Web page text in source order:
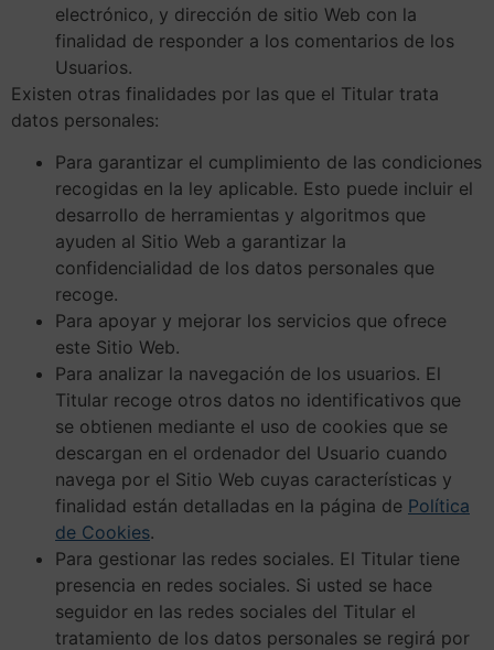
electrónico, y dirección de sitio Web con la
finalidad de responder a los comentarios de los
Usuarios.
Existen otras finalidades por las que el Titular trata
datos personales:
Para garantizar el cumplimiento de las condiciones
recogidas en la ley aplicable. Esto puede incluir el
desarrollo de herramientas y algoritmos que
ayuden al Sitio Web a garantizar la
confidencialidad de los datos personales que
recoge.
Para apoyar y mejorar los servicios que ofrece
este Sitio Web.
Para analizar la navegación de los usuarios. El
Titular recoge otros datos no identificativos que
se obtienen mediante el uso de cookies que se
descargan en el ordenador del Usuario cuando
navega por el Sitio Web cuyas características y
finalidad están detalladas en la página de Política
de Cookies.
Para gestionar las redes sociales. El Titular tiene
presencia en redes sociales. Si usted se hace
seguidor en las redes sociales del Titular el
tratamiento de los datos personales se regirá por